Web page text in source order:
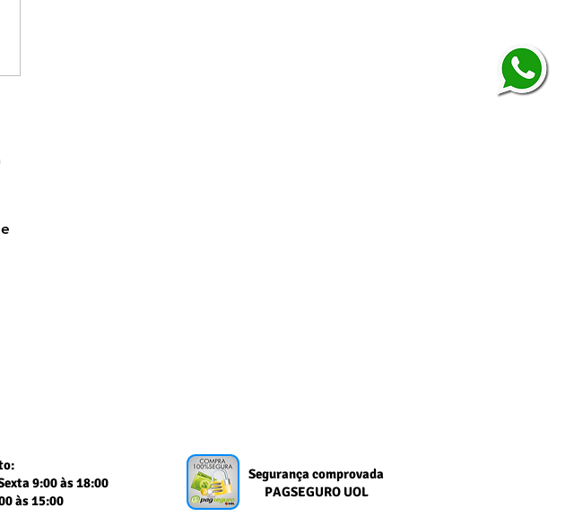
9:00 às 18:00
às 15:00
Segurança comprovada
PAGSEGURO UOL